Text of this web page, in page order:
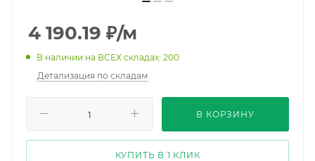
4 190.19 ₽/м
В наличии на ВСЕХ складах: 200
Детализация по складам
В КОРЗИНУ
КУПИТЬ В 1 КЛИК